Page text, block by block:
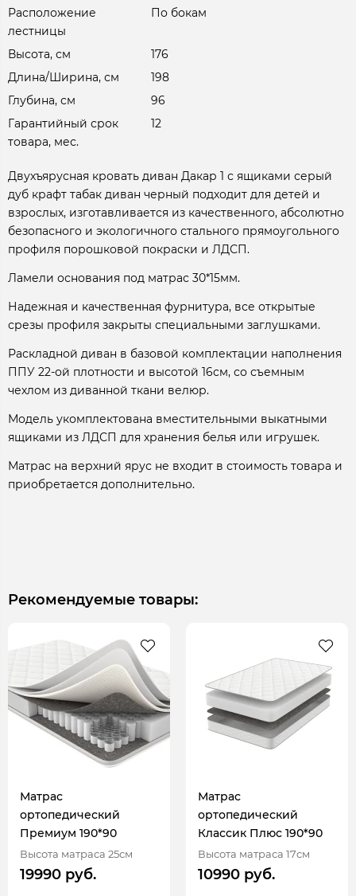
Расположение
лестницы
По бокам
Высота, см
176
Длина/Ширина, см
198
Глубина, см
96
Гарантийный срок
товара, мес.
12
Двухъярусная кровать диван Дакар 1 с ящиками серый
дуб крафт табак диван черный подходит для детей и
взрослых, изготавливается из качественного, абсолютно
безопасного и экологичного стального прямоугольного
профиля порошковой покраски и ЛДСП.
Ламели основания под матрас 30*15мм.
Надежная и качественная фурнитура, все открытые
срезы профиля закрыты специальными заглушками.
Раскладной диван в базовой комплектации наполнения
ППУ 22-ой плотности и высотой 16см, со съемным
чехлом из диванной ткани велюр.
Модель укомплектована вместительными выкатными
ящиками из ЛДСП для хранения белья или игрушек.
Матрас на верхний ярус не входит в стоимость товара и
приобретается дополнительно.
Рекомендуемые товары:
Матрас
ортопедический
Премиум 190*90
Высота матраса 25см
19990 руб.
Матрас
ортопедический
Классик Плюс 190*90
Высота матраса 17см
10990 руб.